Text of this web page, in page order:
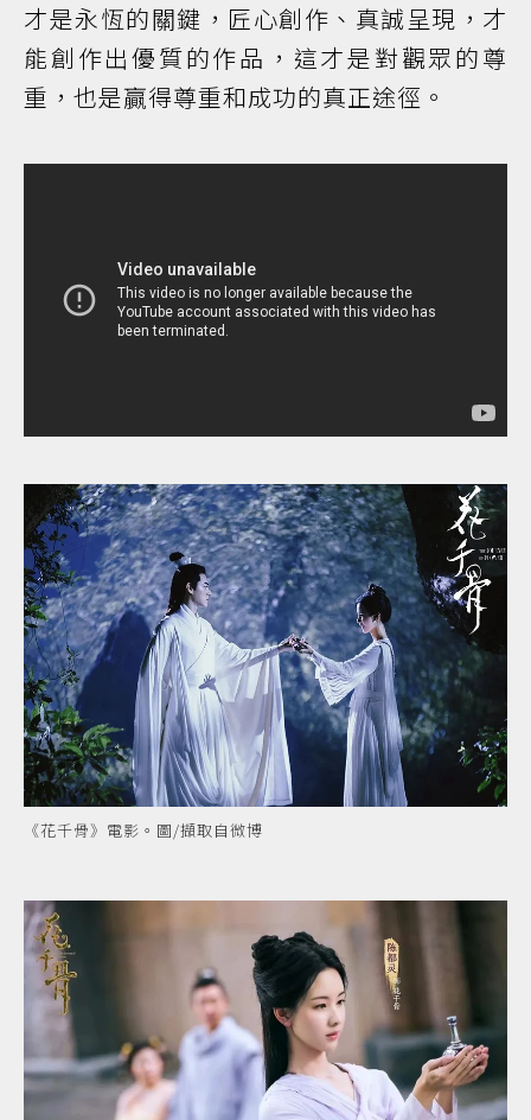
才是永恆的關鍵，匠心創作、真誠呈現，才
能創作出優質的作品，這才是對觀眾的尊
重，也是贏得尊重和成功的真正途徑。
《花千骨》電影。圖/擷取自微博